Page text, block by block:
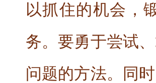
以抓住的机会，
务。要勇于尝试
问题的方法。同